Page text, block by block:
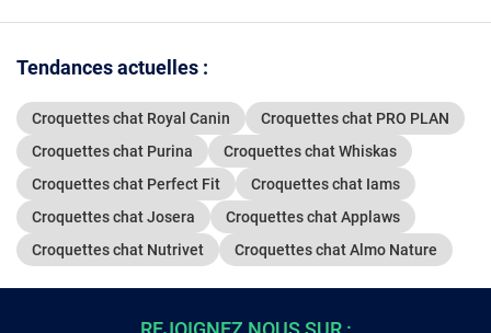
Tendances actuelles :
Croquettes chat Royal Canin
Croquettes chat PRO PLAN
Croquettes chat Purina
Croquettes chat Whiskas
Croquettes chat Perfect Fit
Croquettes chat Iams
Croquettes chat Josera
Croquettes chat Applaws
Croquettes chat Nutrivet
Croquettes chat Almo Nature